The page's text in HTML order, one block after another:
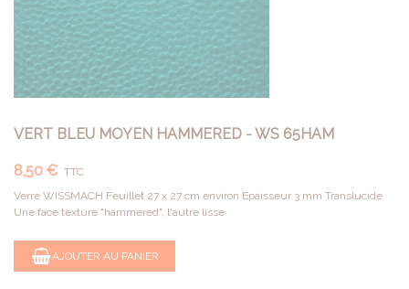
VERT BLEU MOYEN HAMMERED - WS 65HAM
8,50 € TTC
Verre WISSMACH Feuillet 27 x 27 cm environ Epaisseur 3 mm Translucide
Une face texture "hammered", l'autre lisse
AJOUTER AU PANIER